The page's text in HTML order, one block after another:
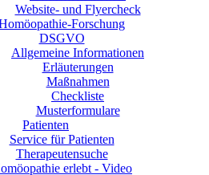
Website- und Flyercheck
Forschung
DSGVO
Allgemeine Informationen
Erläuterungen
Maßnahmen
Checkliste
Musterformulare
Patienten
Service für Patienten
Therapeutensuche
erlebt - Video